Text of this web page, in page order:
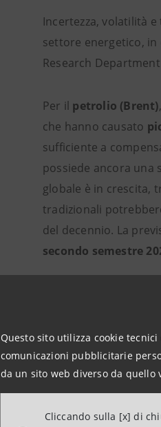
Questo sito utilizza cookie
comunicazioni pubblicitarie
da un sito web diverso da quello
Cliccando sulla [x] di
Incertezza, volatilità
settore energetico, in
Research
Per il petrolio (Brent)
che hanno causato
sufficiente a
possiede ancora una
globale è in crescita,
tradizionali
del decennio. La
secondo semestre
consegne di gas
norvegesi e
eliminare
attesi in un intervallo
sbilanciati al rialzo.
esportazioni di GNL.